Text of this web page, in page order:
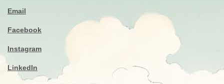
Email
Facebook
Instagram
LinkedIn